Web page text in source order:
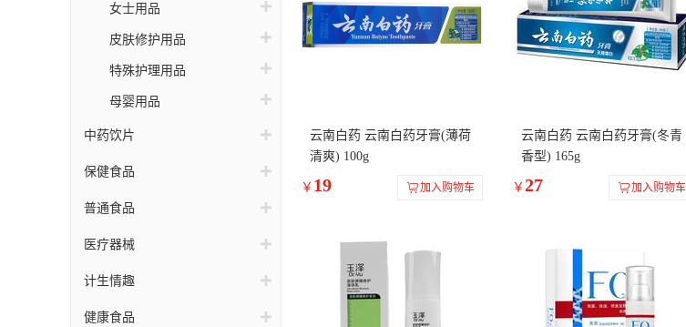
女士用品
皮肤修护用品
特殊护理用品
母婴用品
中药饮片
保健食品
普通食品
医疗器械
计生情趣
健康食品
云南白药 云南白药牙膏(薄荷
清爽) 100g
￥ 19 加入购物车
云南白药 云南白药牙膏(冬青
香型) 165g
￥ 27 加入购物车